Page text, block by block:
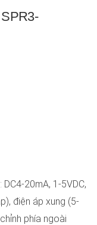
20mA, 1-5VDC,
điện áp xung (5-
phía ngoài